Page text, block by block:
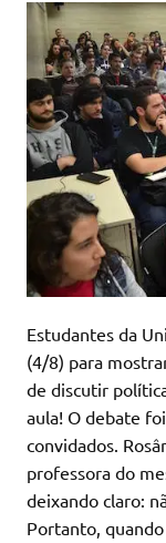
Estudantes da
(4/8) para
de discutir
aula! O debate
convidados.
professora do
deixando claro:
Portanto,